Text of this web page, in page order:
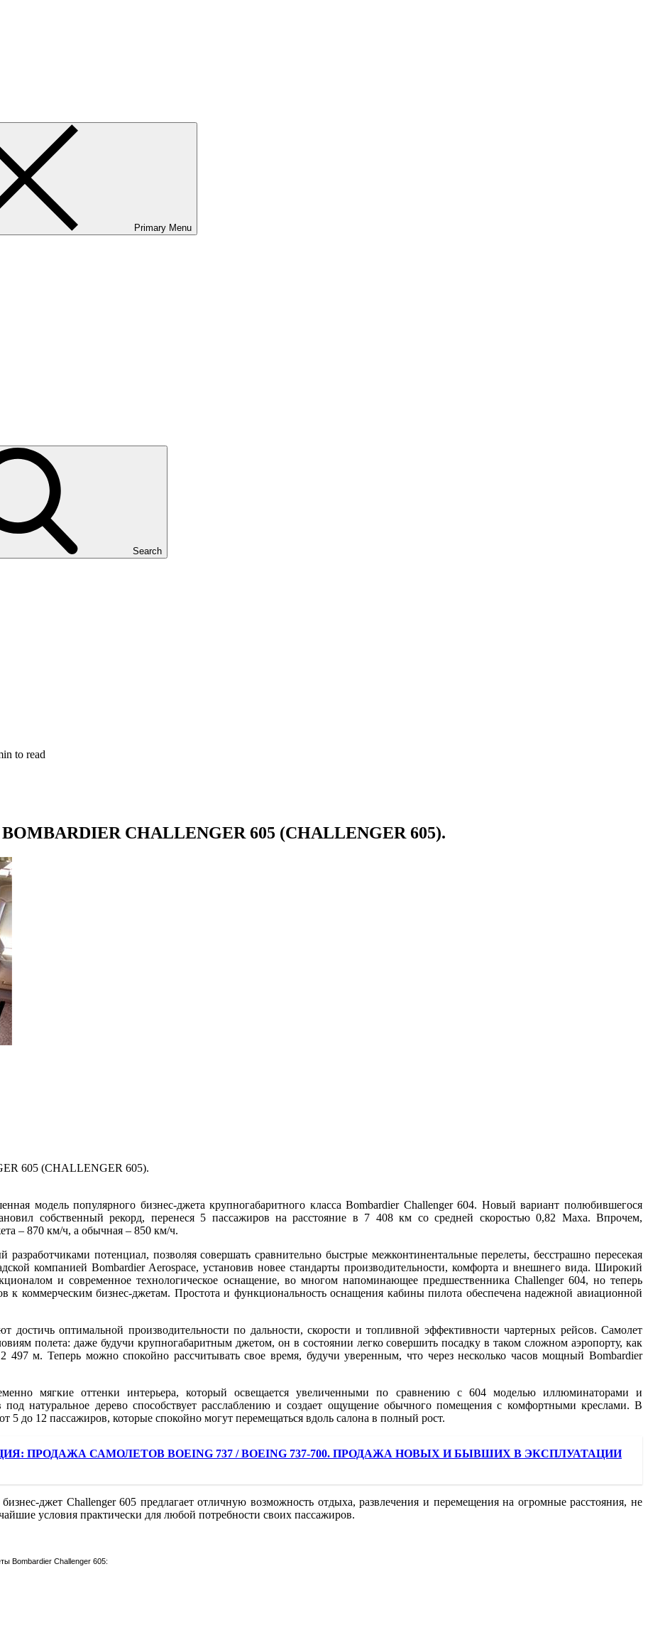
Primary Menu
Search
to read
CHALLENGER 605 (CHALLENGER 605).
605 (CHALLENGER 605).
модель популярного бизнес-джета крупногабаритного класса Bombardier Challenger 604. Новый вариант полюбившегося
собственный рекорд, перенеся 5 пассажиров на расстояние в 7 408 км со средней скоростью 0,82 Маха. Впрочем,
– 870 км/ч, а обычная – 850 км/ч.
потенциал, позволяя совершать сравнительно быстрые межконтинентальные перелеты, бесстрашно пересекая
компанией Bombardier Aerospace, установив новее стандарты производительности, комфорта и внешнего вида. Широкий
и современное технологическое оснащение, во многом напоминающее предшественника Challenger 604, но теперь
к коммерческим бизнес-джетам. Простота и функциональность оснащения кабины пилота обеспечена надежной авиационной
достичь оптимальной производительности по дальности, скорости и топливной эффективности чартерных рейсов. Самолет
полета: даже будучи крупногабаритным джетом, он в состоянии легко совершить посадку в таком сложном аэропорту, как
497 м. Теперь можно спокойно рассчитывать свое время, будучи уверенным, что через несколько часов мощный Bombardier
мягкие оттенки интерьера, который освещается увеличенными по сравнению с 604 моделью иллюминаторами и
натуральное дерево способствует расслаблению и создает ощущение обычного помещения с комфортными креслами. В
5 до 12 пассажиров, которые спокойно могут перемещаться вдоль салона в полный рост.
ПРОДАЖА САМОЛЕТОВ BOEING 737 / BOEING 737-700. ПРОДАЖА НОВЫХ И БЫВШИХ В ЭКСПЛУАТАЦИИ
джет Challenger 605 предлагает отличную возможность отдыха, развлечения и перемещения на огромные расстояния, не
условия практически для любой потребности своих пассажиров.
Bombardier Challenger 605: